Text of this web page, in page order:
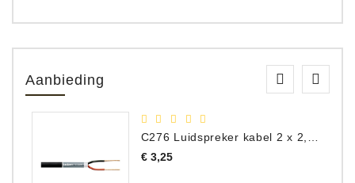
Aanbieding
C276 Luidspreker kabel 2 x 2,50 mm² (per meter)
€ 3,25Prijs